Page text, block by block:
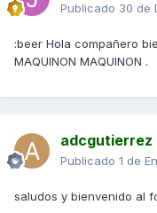
Publicado 30 de
:beer Hola compañero
MAQUINON MAQUINON .
adcgutierrez
Publicado 1 de
saludos y bienvenido al